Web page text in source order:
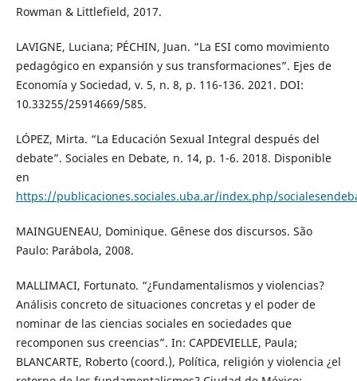
Rowman & Littlefield, 2017.
LAVIGNE, Luciana; PÉCHIN, Juan. “La ESI como movimiento
pedagógico en expansión y sus transformaciones”. Ejes de
Economía y Sociedad, v. 5, n. 8, p. 116-136. 2021. DOI:
10.33255/25914669/585.
LÓPEZ, Mirta. “La Educación Sexual Integral después del
debate”. Sociales en Debate, n. 14, p. 1-6. 2018. Disponible
en
https://publicaciones.sociales.uba.ar/index.php/
MAINGUENEAU, Dominique. Gênese dos discursos. São
Paulo: Parábola, 2008.
MALLIMACI, Fortunato. “¿Fundamentalismos y violencias?
Análisis concreto de situaciones concretas y el poder de
nominar de las ciencias sociales en sociedades que
recomponen sus creencias”. In: CAPDEVIELLE, Paula;
BLANCARTE, Roberto (coord.), Política, religión y violencia ¿el